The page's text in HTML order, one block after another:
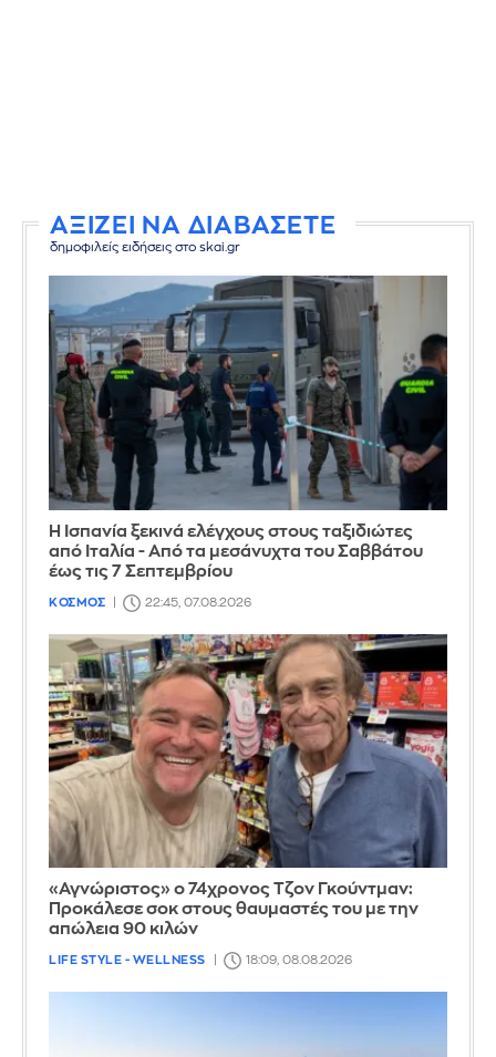
ΑΞΙΖΕΙ ΝΑ ΔΙΑΒΑΣΕΤΕ
δημοφιλείς ειδήσεις στο skai.gr
Η Ισπανία ξεκινά ελέγχους στους ταξιδιώτες
από Ιταλία - Από τα μεσάνυχτα του Σαββάτου
έως τις 7 Σεπτεμβρίου
ΚΟΣΜΟΣ 22:45, 07.08.2026
«Αγνώριστος» ο 74χρονος Τζον Γκούντμαν:
Προκάλεσε σοκ στους θαυμαστές του με την
απώλεια 90 κιλών
LIFE STYLE - WELLNESS 18:09, 08.08.2026